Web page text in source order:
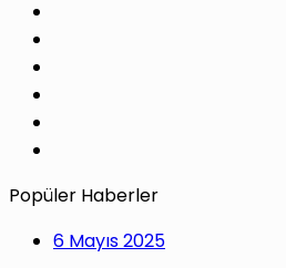
Popüler Haberler
6 Mayıs 2025